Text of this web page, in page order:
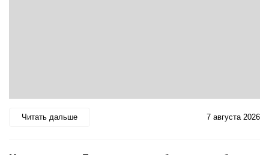
Читать дальше 7 августа 2026